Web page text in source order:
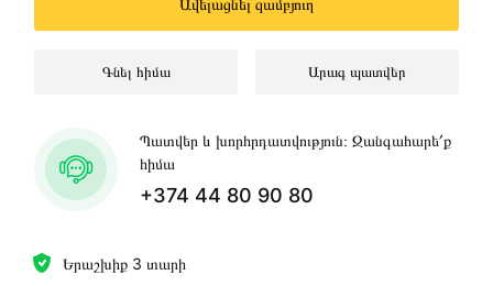
Երաշխիք 3 տարի
Գնել հիմա Արագ պատվեր
Պատվեր և խորհրդատվություն։ Զանգահարե՛ք
հիմա
+374 44 80 90 80